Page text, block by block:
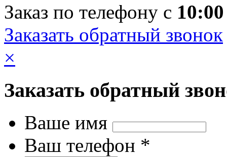
Заказ по телефону с 10:00
Заказать обратный звонок
×
Заказать обратный
Ваше имя
Ваш телефон *